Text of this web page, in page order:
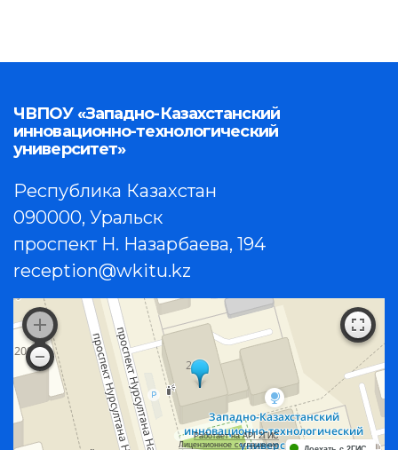
ЧВПОУ «Западно-Казахстанский
инновационно-технологический
университет»
Республика Казахстан
090000, Уральск
проспект Н. Назарбаева, 194
reception@wkitu.kz
Работает на API 2ГИС
Лицензионное соглашение